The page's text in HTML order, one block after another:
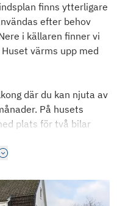
finns ytterligare
efter behov
i källaren finner vi
värms upp med
där du kan njuta av
På husets
plats för två bilar